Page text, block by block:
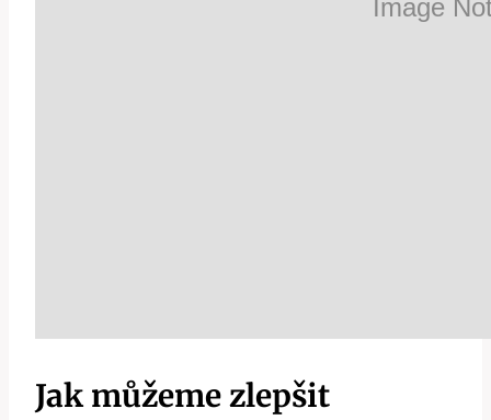
Jak můžeme zlepšit